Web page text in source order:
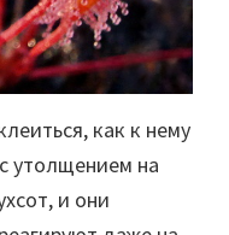
как к нему
утолщением на
и они